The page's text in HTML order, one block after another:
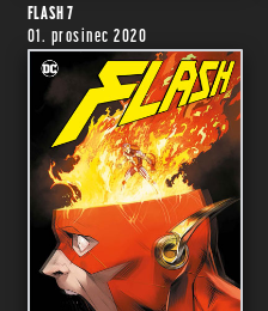
FLASH 7
01. prosinec 2020